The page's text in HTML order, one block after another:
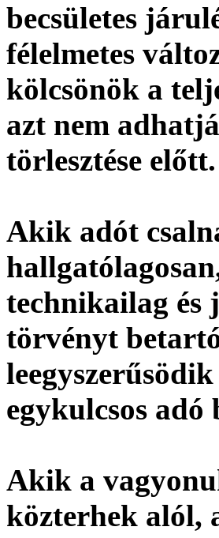
becsületes
félelmetes
kölcsönök a
azt nem
törlesztése előtt.
Akik adót
technikailag és
törvényt
egykulcsos adó
Akik a
közterhek alól,